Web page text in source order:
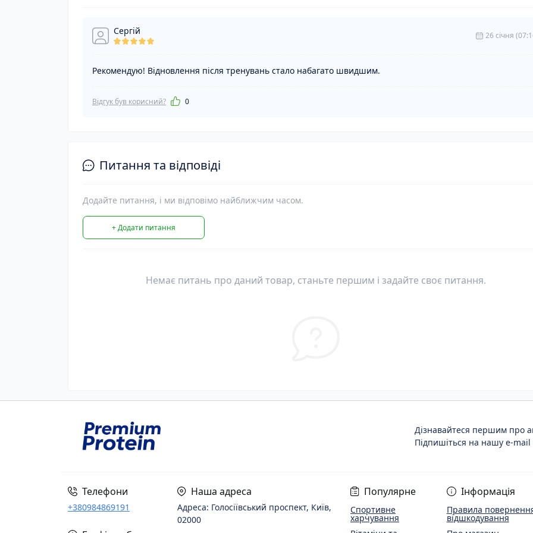
Сергій 26 cічня
Рекомендую! Відновлення після тренувань стало набагато швидшим.
Відгук був корисний? 0
Питання та відповіді
Додайте питання, і ми відповімо найближчим часом.
+ Додати питання
Немає питань про даний товар, станьте першим і задайте своє питання.
Дізнавайтеся першим про
Підпишіться на нашу e-mail
Телефони
+380984869191
Наша адреса
Адреса: Голосіївський проспект, Київ,
02000
Популярне
Спортивне
харчування
Інформація
Правила
відшкодування